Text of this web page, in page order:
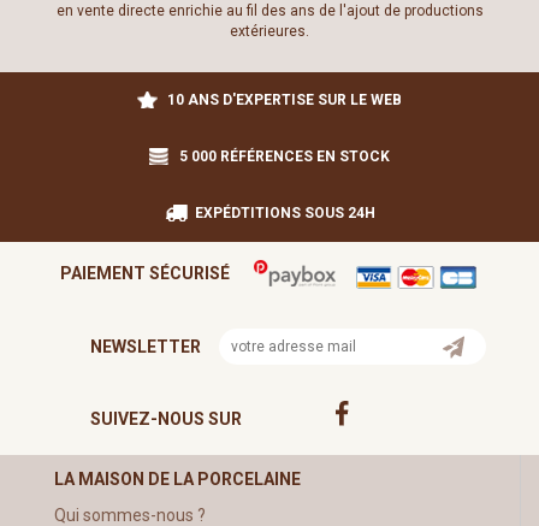
en vente directe enrichie au fil des ans de l'ajout de productions
extérieures.
10 ANS D'EXPERTISE SUR LE WEB
5 000 RÉFÉRENCES EN STOCK
EXPÉDTITIONS SOUS 24H
PAIEMENT SÉCURISÉ
NEWSLETTER
SUIVEZ-NOUS SUR
LA MAISON DE LA PORCELAINE
Qui sommes-nous ?